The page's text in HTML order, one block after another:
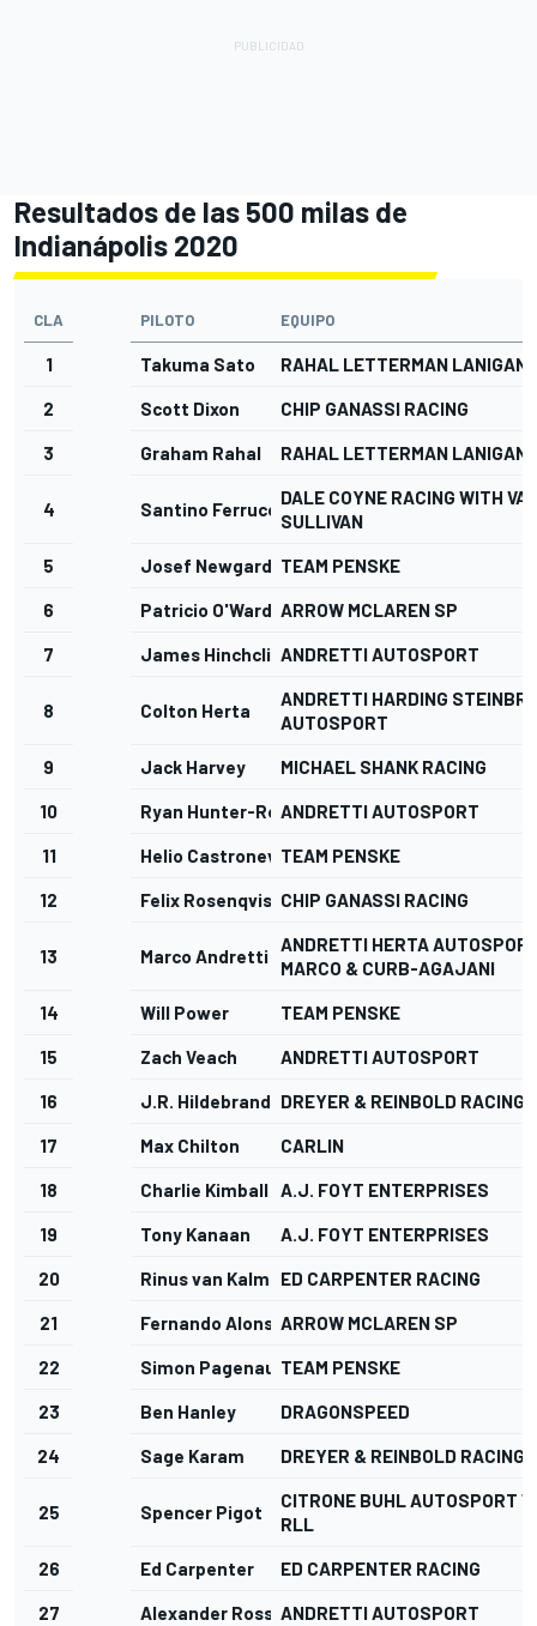
Resultados de las 500 milas de
Indianápolis 2020
CLA PILOTO EQUIPO
1 Takuma Sato RAHAL LETTERMAN LANIGAN
2 Scott Dixon CHIP GANASSI RACING
3 Graham Rahal RAHAL LETTERMAN LANIGAN
4 Santino Ferrucci
DALE COYNE RACING WITH
SULLIVAN
5 Josef NewgardenTEAM PENSKE
6 Patricio O'Ward ARROW MCLAREN SP
7 James HinchcliffeANDRETTI AUTOSPORT
8 Colton Herta
ANDRETTI HARDING
AUTOSPORT
9 Jack Harvey MICHAEL SHANK RACING
10 Ryan Hunter-ReayANDRETTI AUTOSPORT
11 Helio CastronevesTEAM PENSKE
12 Felix Rosenqvist CHIP GANASSI RACING
13 Marco Andretti
ANDRETTI HERTA
MARCO & CURB-AGAJANI
14 Will Power TEAM PENSKE
15 Zach Veach ANDRETTI AUTOSPORT
16 J.R. Hildebrand DREYER & REINBOLD RACING
17 Max Chilton CARLIN
18 Charlie Kimball A.J. FOYT ENTERPRISES
19 Tony Kanaan A.J. FOYT ENTERPRISES
20 Rinus van KalmthoutED CARPENTER RACING
21 Fernando AlonsoARROW MCLAREN SP
22 Simon PagenaudTEAM PENSKE
23 Ben Hanley DRAGONSPEED
24 Sage Karam DREYER & REINBOLD RACING
25 Spencer Pigot
CITRONE BUHL AUTOSPORT
RLL
26 Ed Carpenter ED CARPENTER RACING
27 Alexander Rossi ANDRETTI AUTOSPORT